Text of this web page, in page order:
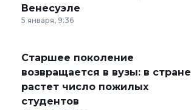
Венесуэле
5 января, 9:36
Старшее поколение
возвращается в вузы: в стране
растет число пожилых
студентов